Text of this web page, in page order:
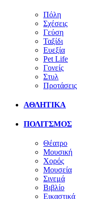
Πόλη
Σχέσεις
Γεύση
Ταξίδι
Ευεξία
Pet Life
Γονείς
Στυλ
Προτάσεις
ΑΘΛΗΤΙΚΑ
ΠΟΛΙΤΣΜΟΣ
Θέατρο
Μουσική
Χορός
Μουσεία
Σινεμά
Βιβλίο
Εικαστικά